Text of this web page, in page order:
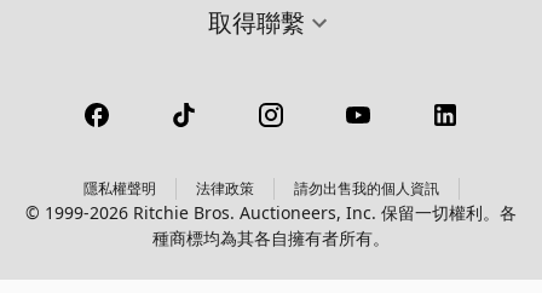
取得聯繫
隱私權聲明 法律政策 請勿出售我的個人資訊
© 1999-2026 Ritchie Bros. Auctioneers, Inc. 保留一切權利。各
種商標均為其各自擁有者所有。